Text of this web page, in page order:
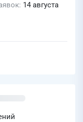
14 августа